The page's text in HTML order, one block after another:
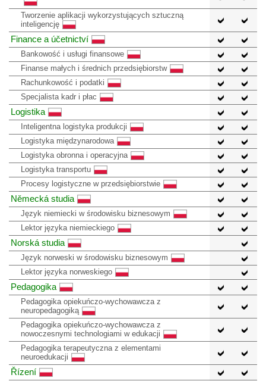
Tworzenie aplikacji wykorzystujących sztuczną
inteligencję
Finance a účetnictví
Bankowość i usługi finansowe
Finanse małych i średnich przedsiębiorstw
Rachunkowość i podatki
Specjalista kadr i płac
Logistika
Inteligentna logistyka produkcji
Logistyka międzynarodowa
Logistyka obronna i operacyjna
Logistyka transportu
Procesy logistyczne w przedsiębiorstwie
Německá studia
Język niemiecki w środowisku biznesowym
Lektor języka niemieckiego
Norská studia
Język norweski w środowisku biznesowym
Lektor języka norweskiego
Pedagogika
Pedagogika opiekuńczo-wychowawcza z
neuropedagogiką
Pedagogika opiekuńczo-wychowawcza z
nowoczesnymi technologiami w edukacji
Pedagogika terapeutyczna z elementami
neuroedukacji
Řízení